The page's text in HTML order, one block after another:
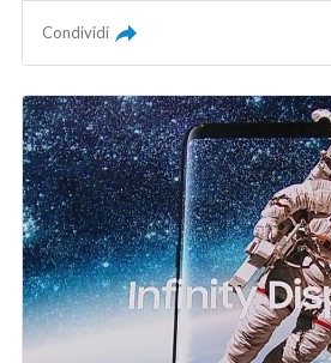
Condividi